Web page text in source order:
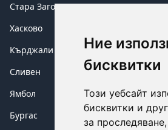
Ние
бисквитки
Този уебсайт
бисквитки и
за
Стара Загора
Хасково
Кърджали
Сливен
Ямбол
Бургас